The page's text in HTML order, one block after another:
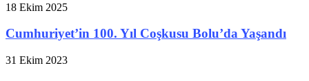
18 Ekim 2025
Cumhuriyet’in 100. Yıl Coşkusu Bolu’da Yaşandı
31 Ekim 2023